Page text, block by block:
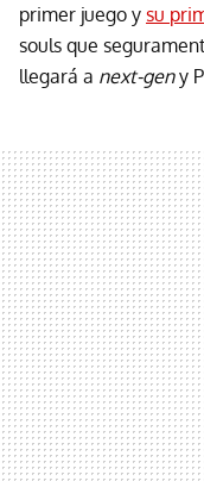
primer juego y su
souls que
llegará a next-geny